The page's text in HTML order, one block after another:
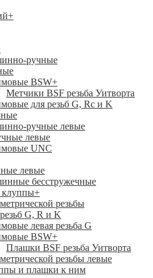
+
ручные
BSW+
Метчики BSF резьба Уитворта
для резьб G, Rc и K
ручные левые
левые
UNC
левые
бесстружечные
+
резьбы
G, R и K
левая резьба G
BSW+
Плашки BSF резьба Уитворта
резьбы левые
и плашки к ним